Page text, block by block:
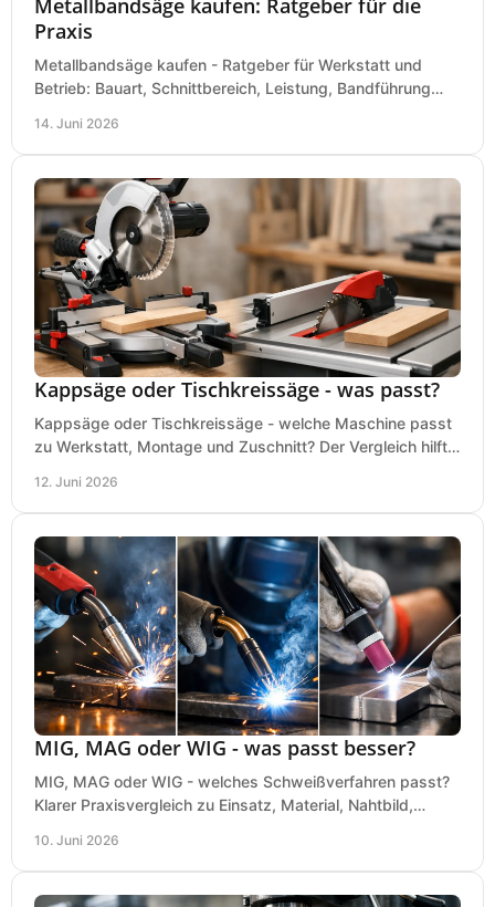
Praxis
Metallbandsäge kaufen - Ratgeber für Werkstatt und
Betrieb: Bauart, Schnittbereich, Leistung, Bandführung
14. Juni 2026
Kappsäge oder Tischkreissäge - was passt?
Kappsäge oder Tischkreissäge - welche Maschine passt
zu Werkstatt, Montage und Zuschnitt? Der Vergleich hilft
12. Juni 2026
MIG, MAG oder WIG - was passt besser?
MIG, MAG oder WIG - welches Schweißverfahren passt?
Klarer Praxisvergleich zu Einsatz, Material, Nahtbild,
10. Juni 2026